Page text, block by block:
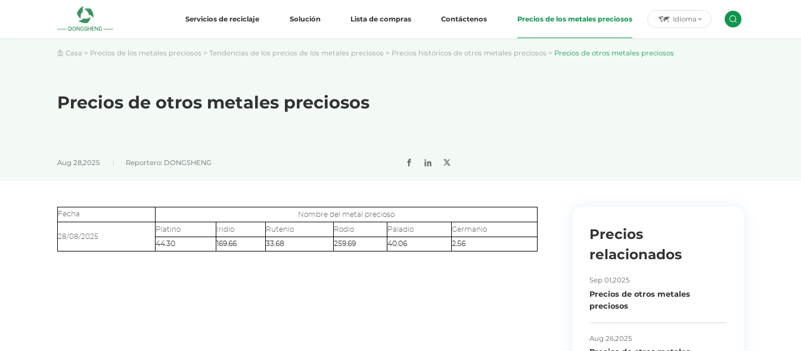
Servicios de reciclaje Solución Lista de compras Contáctenos Precios de los metales preciosos Idioma
Casa > Precios de los metales preciosos > Tendencias de los precios de los metales preciosos > Precios históricos de otros metales preciosos > Precios de otros metales preciosos
Precios de otros metales preciosos
Aug 28,2025 Reportero: DONGSHENG
Fecha Nombre del metal precioso
28/08/2025
Platino Iridio Rutenio Rodio Paladio Germanio
44.30 169.66 33.68 259.69 40.06 2.56
Precios
relacionados
Sep 01,2025
Precios de otros metales
preciosos
Aug 26,2025